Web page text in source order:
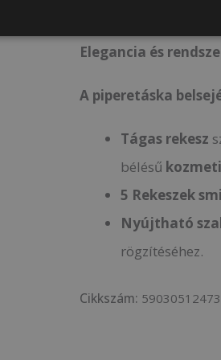
Elegancia és
A piperetáska
Tágas rekesz
bélésű
5 Rekeszek
Nyújtható
rögzítéséhez.
Cikkszám: